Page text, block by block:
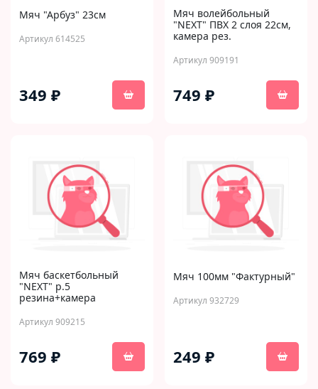
Мяч "Арбуз" 23см
Артикул 614525
349 ₽
Мяч волейбольный
"NEXT" ПВХ 2 слоя 22см,
камера рез.
Артикул 909191
749 ₽
Мяч баскетбольный
"NEXT" р.5
резина+камера
Артикул 909215
769 ₽
Мяч 100мм "Фактурный"
Артикул 932729
249 ₽